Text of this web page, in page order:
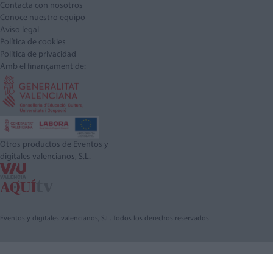
Contacta con nosotros
Conoce nuestro equipo
Aviso legal
Política de cookies
Política de privacidad
Amb el finançament de:
Otros productos de Eventos y
digitales valencianos, S.L.
Eventos y digitales valencianos, S.L. Todos los derechos reservados